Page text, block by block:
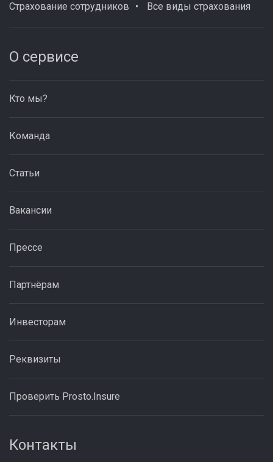
Страхование сотрудников Все виды страхования
О сервисе
Кто мы?
Команда
Статьи
Вакансии
Прессе
Партнёрам
Инвесторам
Реквизиты
Проверить Prosto.Insure
Контакты